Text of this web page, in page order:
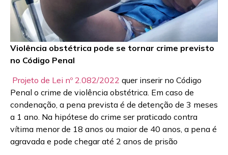
Violência obstétrica pode se tornar crime previsto
no Código Penal
Projeto de Lei nº 2.082/2022 quer inserir no Código
Penal o crime de violência obstétrica. Em caso de
condenação, a pena prevista é de detenção de 3 meses
a 1 ano. Na hipótese do crime ser praticado contra
vítima menor de 18 anos ou maior de 40 anos, a pena é
agravada e pode chegar até 2 anos de prisão